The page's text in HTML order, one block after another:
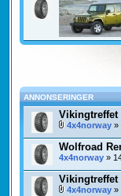
ANNONSERINGER
Vikingtreffet
4x4norway»
Wolfroad
4x4norway»
Vikingtreffet
4x4norway»